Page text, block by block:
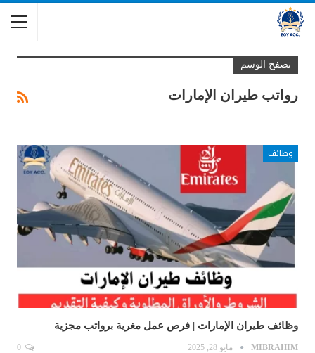
تصفح الوسم
رواتب طيران الإمارات
وظائف
وظائف طيران الإمارات | فرص عمل مغرية برواتب مجزية
MIBRAHIM مايو 28, 2025